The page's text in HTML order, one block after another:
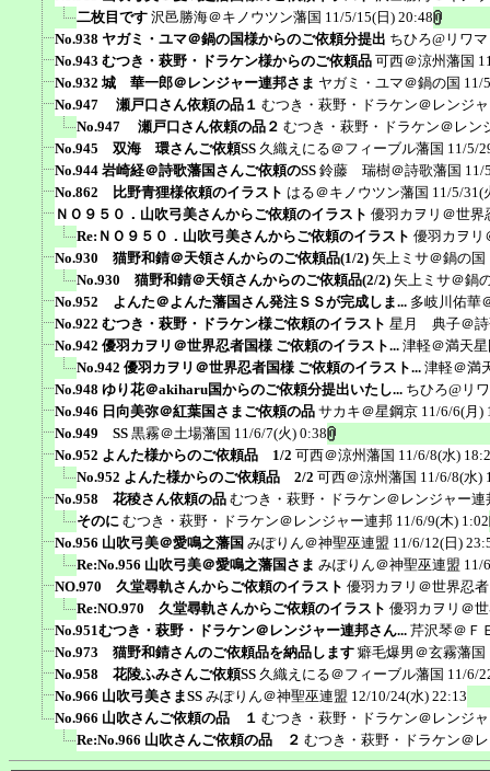
二枚目です 沢邑勝海＠キノウツン藩国 11/5/15(日) 20:48
No.938 ヤガミ・ユマ＠鍋の国様からのご依頼分提出 ちひろ@リワ
No.943 むつき・萩野・ドラケン様からのご依頼品 可西＠涼州藩国
No.932 城 華一郎＠レンジャー連邦さま ヤガミ・ユマ＠鍋の国 11/
No.947 瀬戸口さん依頼の品１ むつき・萩野・ドラケン＠レンジ
No.947 瀬戸口さん依頼の品２ むつき・萩野・ドラケン＠レン
No.945 双海 環さんご依頼SS 久織えにる＠フィーブル藩国 11/5/
No.944 岩崎経＠詩歌藩国さんご依頼のSS 鈴藤 瑞樹＠詩歌藩国 11/
No.862 比野青狸様依頼のイラスト はる＠キノウツン藩国 11/5/31(
ＮＯ９５０．山吹弓美さんからご依頼のイラスト 優羽カヲリ＠世界
Re:ＮＯ９５０．山吹弓美さんからご依頼のイラスト 優羽カヲリ
No.930 猫野和錆＠天領さんからのご依頼品(1/2) 矢上ミサ＠鍋の国
No.930 猫野和錆＠天領さんからのご依頼品(2/2) 矢上ミサ＠鍋
No.952 よんた＠よんた藩国さん発注ＳＳが完成しま... 多岐川佑華
No.922 むつき・萩野・ドラケン様ご依頼のイラスト 星月 典子＠詩
No.942 優羽カヲリ＠世界忍者国様 ご依頼のイラスト... 津軽＠満天
No.942 優羽カヲリ＠世界忍者国様 ご依頼のイラスト... 津軽＠満
No.948 ゆり花＠akiharu国からのご依頼分提出いたし... ちひろ@リ
No.946 日向美弥＠紅葉国さまご依頼の品 サカキ＠星鋼京 11/6/6(月)
No.949 SS 黒霧＠土場藩国 11/6/7(火) 0:38
No.952 よんた様からのご依頼品 1/2 可西＠涼州藩国 11/6/8(水)
No.952 よんた様からのご依頼品 2/2 可西＠涼州藩国 11/6/8(水)
No.958 花稜さん依頼の品 むつき・萩野・ドラケン＠レンジャー連
そのに むつき・萩野・ドラケン＠レンジャー連邦 11/6/9(木) 1:02
No.956 山吹弓美＠愛鳴之藩国 みぽりん＠神聖巫連盟 11/6/12(日)
Re:No.956 山吹弓美＠愛鳴之藩国さま みぽりん＠神聖巫連盟 11/
NO.970 久堂尋軌さんからご依頼のイラスト 優羽カヲリ＠世界忍
Re:NO.970 久堂尋軌さんからご依頼のイラスト 優羽カヲリ＠
No.951むつき・萩野・ドラケン＠レンジャー連邦さん... 芹沢琴＠Ｆ
No.973 猫野和錆さんのご依頼品を納品します 癖毛爆男＠玄霧藩国
No.958 花陵ふみさんご依頼SS 久織えにる＠フィーブル藩国 11/6/
No.966 山吹弓美さまSS みぽりん＠神聖巫連盟 12/10/24(水) 22:13
No.966 山吹さんご依頼の品 １ むつき・萩野・ドラケン＠レンジ
Re:No.966 山吹さんご依頼の品 ２ むつき・萩野・ドラケン＠